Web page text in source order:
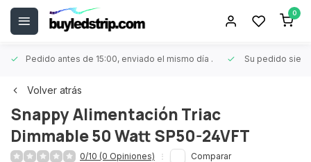
0
Pedido antes de 15:00, enviado el mismo día . Su pedido
Volver atrás
SnappyAlimentación Triac
Dimmable 50 Watt SP50-24VFT
0/10 (0 Opiniones) Comparar